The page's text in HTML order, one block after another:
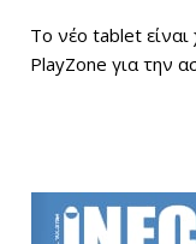
Το νέο tablet είναι
PlayZone για την